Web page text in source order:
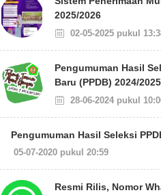
2025/2026
02-05-2025 pukul
Pengumuman Hasil
Baru (PPDB) 2024/
28-06-2024 pukul
Pengumuman Hasil Seleksi
05-07-2020 pukul 20:59
Resmi Rilis, Nomor